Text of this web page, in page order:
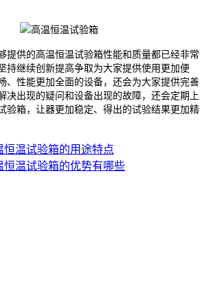
供的高温恒温试验箱性能和质量都已经非常
持继续创新提高争取为大家提供使用更加便
、性能更加全面的设备，还会为大家提供完善
决出现的疑问和设备出现的故障，还会定期上
验箱，让器更加稳定、得出的试验结果更加精
恒温试验箱的用途特点
恒温试验箱的优势有哪些